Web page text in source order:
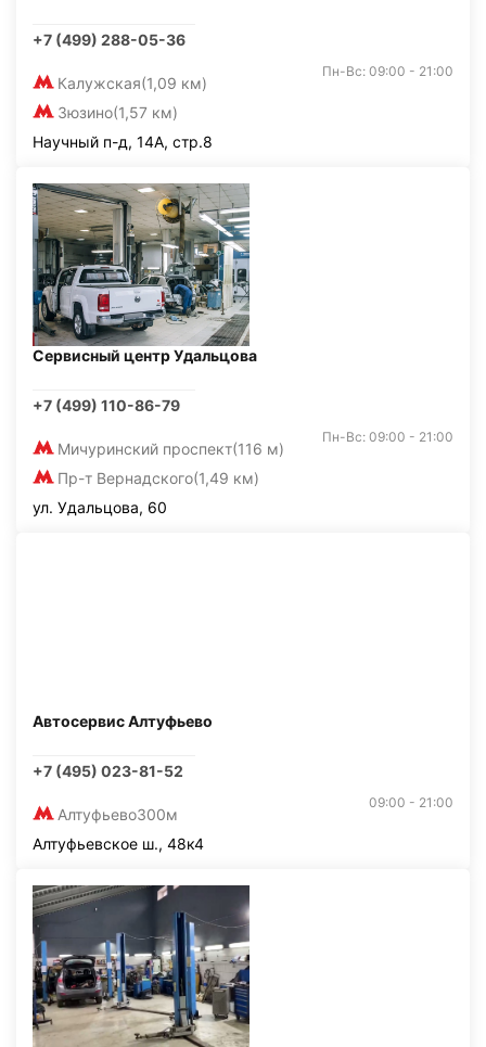
+7 (499) 288-05-36
Калужская(1,09 км)
Зюзино(1,57 км)
Пн-Вс: 09:00 - 21:00
Научный п-д, 14А, стр.8
Сервисный центр Удальцова
+7 (499) 110-86-79
Мичуринский проспект(116 м)
Пр-т Вернадского(1,49 км)
Пн-Вс: 09:00 - 21:00
ул. Удальцова, 60
Автосервис Алтуфьево
+7 (495) 023-81-52
Алтуфьево300м
09:00 - 21:00
Алтуфьевское ш., 48к4